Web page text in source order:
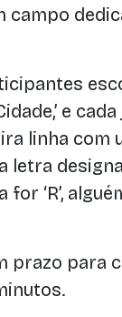
campo
e
linha com
letra
‘R’,
prazo para